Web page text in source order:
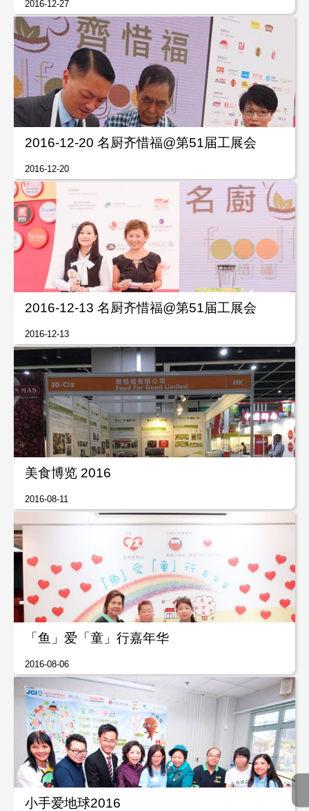
2016-12-27
2016-12-20 名厨齐惜福@第51届工展会
2016-12-20
2016-12-13 名厨齐惜福@第51届工展会
2016-12-13
美食博览 2016
2016-08-11
「鱼」爱「童」行嘉年华
2016-08-06
小手爱地球2016